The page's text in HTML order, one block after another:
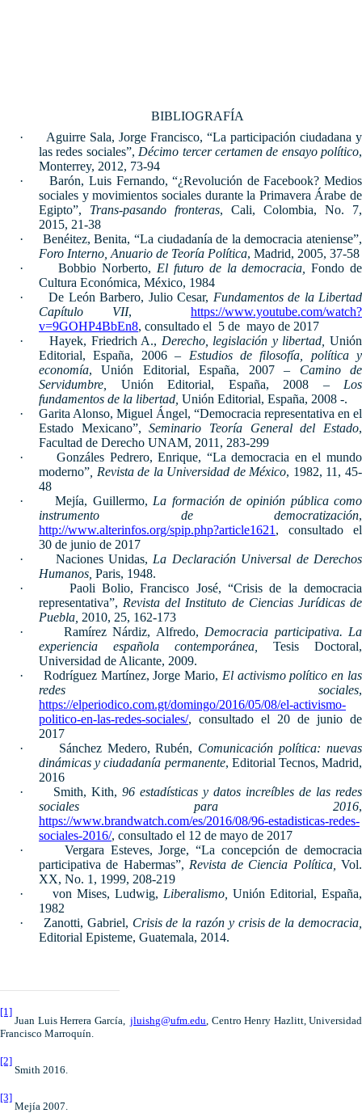
BIBLIOGRAFÍA
·
Aguirre Sala, Jorge Francisco, “La participación ciudadana y
las redes sociales”, Décimo tercer certamen de ensayo político,
Monterrey, 2012, 73-94
·
Barón, Luis Fernando, “¿Revolución de Facebook? Medios
sociales y movimientos sociales durante la Primavera Árabe de
Egipto”, Trans-pasando fronteras, Cali, Colombia, No. 7,
2015, 21-38
·
Benéitez, Benita, “La ciudadanía de la democracia ateniense”,
Foro Interno, Anuario de Teoría Política, Madrid, 2005, 37-58
·
Bobbio Norberto, El futuro de la democracia,Fondo de
Cultura Económica, México, 1984
·
De León Barbero, Julio Cesar, Fundamentos de la Libertad
Capítulo VII,https://www.youtube.com/watch?
v=9GOHP4BbEn8, consultado el 5 de mayo de 2017
·
Hayek, Friedrich A., Derecho, legislación y libertad, Unión
Editorial, España, 2006 – Estudios de filosofía, política y
economía, Unión Editorial, España, 2007 – Camino de
Servidumbre, Unión Editorial, España, 2008 – Los
fundamentos de la libertad, Unión Editorial, España, 2008 -.
·
Garita Alonso, Miguel Ángel, “Democracia representativa en el
Estado Mexicano”,Seminario Teoría General del Estado,
Facultad de Derecho UNAM, 2011, 283-299
·
Gonzáles Pedrero, Enrique, “La democracia en el mundo
moderno” , Revista de la Universidad de México, 1982, 11, 45-
48
·
Mejía, Guillermo, La formación de opinión pública como
instrumento de democratización,
http://www.alterinfos.org/spip.php?article1621 , consultado el
30 de junio de 2017
·
Naciones Unidas, La Declaración Universal de Derechos
Humanos, Paris, 1948.
·
Paoli Bolio, Francisco José, “Crisis de la democracia
representativa”, Revista del Instituto de Ciencias Jurídicas de
Puebla, 2010, 25, 162-173
·
Ramírez Nárdiz, Alfredo, Democracia participativa. La
experiencia española contemporánea, Tesis Doctoral,
Universidad de Alicante, 2009.
·
Rodríguez Martínez, Jorge Mario, El activismo político en las
redes sociales,
https://elperiodico.com.gt/domingo/2016/05/08/el-activismo-
politico-en-las-redes-sociales/, consultado el 20 de junio de
2017
·
Sánchez Medero, Rubén, Comunicación política: nuevas
dinámicas y ciudadanía permanente, Editorial Tecnos, Madrid,
2016
·
Smith, Kith, 96 estadísticas y datos increíbles de las redes
sociales para 2016,
https://www.brandwatch.com/es/2016/08/96-estadisticas-redes-
sociales-2016/, consultado el 12 de mayo de 2017
·
Vergara Esteves, Jorge, “La concepción de democracia
participativa de Habermas”, Revista de Ciencia Política,Vol.
XX, No. 1, 1999, 208-219
·
von Mises, Ludwig, Liberalismo, Unión Editorial, España,
1982
·
Zanotti, Gabriel, Crisis de la razón y crisis de la democracia,
Editorial Episteme, Guatemala, 2014.
[1]
Juan Luis Herrera García,jluishg@ufm.edu , Centro Henry Hazlitt, Universidad
Francisco Marroquín.
[2]
Smith 2016.
[3]
Mejía 2007.